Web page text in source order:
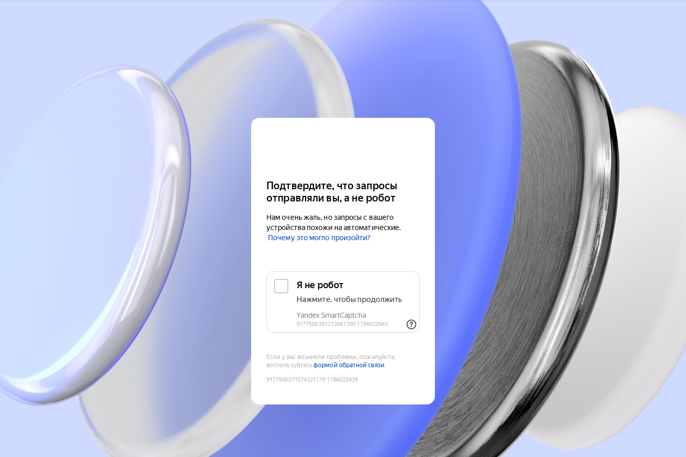
Подтвердите, что запросы
отправляли вы, а не робот
Нам очень жаль, но запросы с вашего
устройства похожи на автоматические.
Почему это могло произойти?
Если у вас возникли проблемы, пожалуйста,
воспользуйтесьформой обратной связи
9177506071574221179:1786022939